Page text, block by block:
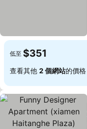
低至 $351
查看其他 2 個網站的價格